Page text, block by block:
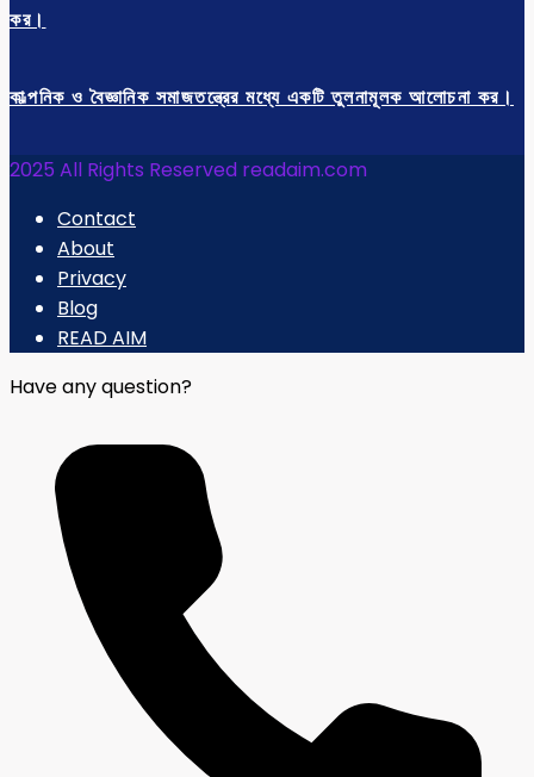
কর।
কাল্পনিক ও বৈজ্ঞানিক সমাজতন্ত্রের মধ্যে একটি তুলনামূলক আলোচনা কর।
2025 All Rights Reserved readaim.com
Contact
About
Privacy
Blog
READ AIM
Have any question?